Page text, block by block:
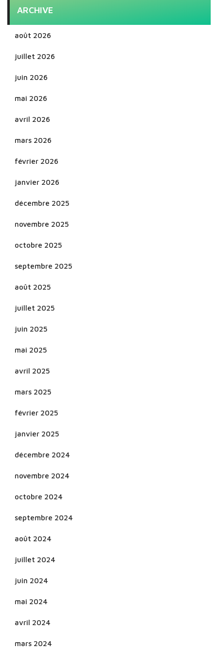
ARCHIVE
août 2026
juillet 2026
juin 2026
mai 2026
avril 2026
mars 2026
février 2026
janvier 2026
décembre 2025
novembre 2025
octobre 2025
septembre 2025
août 2025
juillet 2025
juin 2025
mai 2025
avril 2025
mars 2025
février 2025
janvier 2025
décembre 2024
novembre 2024
octobre 2024
septembre 2024
août 2024
juillet 2024
juin 2024
mai 2024
avril 2024
mars 2024